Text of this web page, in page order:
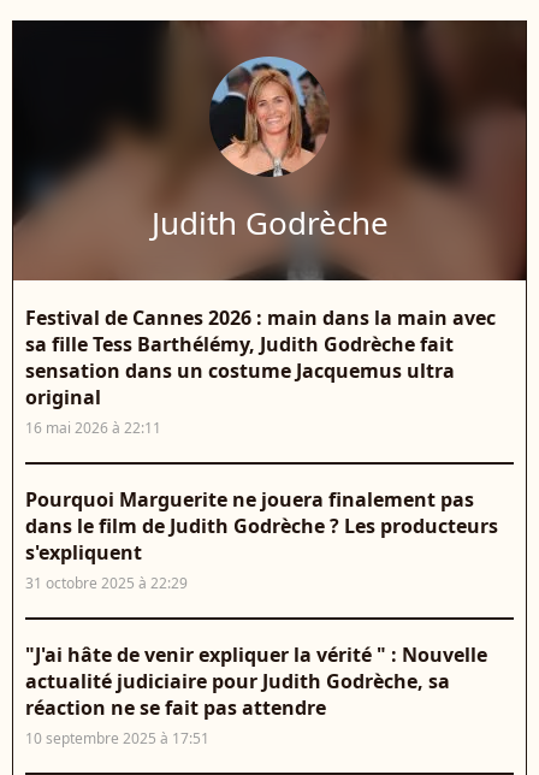
Judith Godrèche
Festival de Cannes 2026 : main dans la main avec
sa fille Tess Barthélémy, Judith Godrèche fait
sensation dans un costume Jacquemus ultra
original
16 mai 2026 à 22:11
Pourquoi Marguerite ne jouera finalement pas
dans le film de Judith Godrèche ? Les producteurs
s'expliquent
31 octobre 2025 à 22:29
"J'ai hâte de venir expliquer la vérité " : Nouvelle
actualité judiciaire pour Judith Godrèche, sa
réaction ne se fait pas attendre
10 septembre 2025 à 17:51